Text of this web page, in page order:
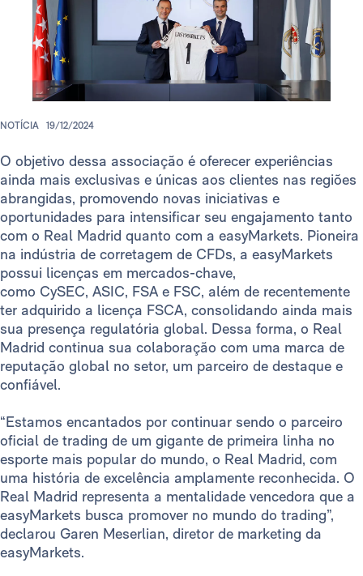
NOTÍCIA 19/12/2024
O objetivo dessa associação é oferecer experiências
ainda mais exclusivas e únicas aos clientes nas regiões
abrangidas, promovendo novas iniciativas e
oportunidades para intensificar seu engajamento tanto
com o Real Madrid quanto com a easyMarkets. Pioneira
na indústria de corretagem de CFDs, a easyMarkets
possui licenças em mercados-chave,
como CySEC, ASIC, FSA e FSC, além de recentemente
ter adquirido a licença FSCA, consolidando ainda mais
sua presença regulatória global. Dessa forma, o Real
Madrid continua sua colaboração com uma marca de
reputação global no setor, um parceiro de destaque e
confiável.
“Estamos encantados por continuar sendo o parceiro
oficial de trading de um gigante de primeira linha no
esporte mais popular do mundo, o Real Madrid, com
uma história de excelência amplamente reconhecida. O
Real Madrid representa a mentalidade vencedora que a
easyMarkets busca promover no mundo do trading”,
declarou Garen Meserlian, diretor de marketing da
easyMarkets.